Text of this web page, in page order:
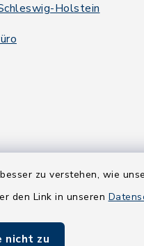
zu verstehen, wie
den Link in unseren
nicht zu
Holstein